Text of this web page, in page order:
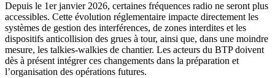
Depuis le 1er janvier 2026, certaines fréquences radio ne seront plus
accessibles. Cette évolution réglementaire impacte directement les
systèmes de gestion des interférences, de zones interdites et les
dispositifs anticollision des grues à tour, ainsi que, dans une moindre
mesure, les talkies-walkies de chantier. Les acteurs du BTP doivent
dès à présent intégrer ces changements dans la préparation et
l’organisation des opérations futures.